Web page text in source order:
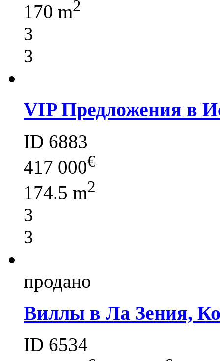
170 m2
3
3
VIP Предложения в
ID 6883
417 000€
174.5 m2
3
3
продано
Виллы в Ла Зения,
ID 6534